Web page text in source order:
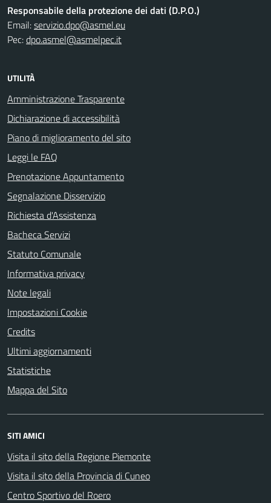
Responsabile della protezione dei dati (D.P.O.)
Email:servizio.dpo@asmel.eu
Pec:dpo.asmel@asmelpec.it
UTILITÀ
Amministrazione Trasparente
Dichiarazione di accessibilità
Piano di miglioramento del sito
Leggi le FAQ
Prenotazione Appuntamento
Segnalazione Disservizio
Richiesta d'Assistenza
Bacheca Servizi
Statuto Comunale
Informativa privacy
Note legali
Impostazioni Cookie
Credits
Ultimi aggiornamenti
Statistiche
Mappa del Sito
SITI AMICI
Visita il sito della Regione Piemonte
Visita il sito della Provincia di Cuneo
Centro Sportivo del Roero